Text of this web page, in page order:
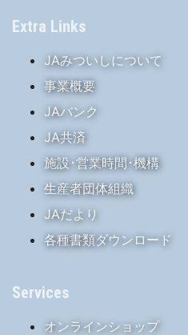
Extra Links
JAみついしについて
事業概要
JAバンク
JA共済
施設･営業時間･機構
生産者団体組織
JAだより
各種書類ダウンロード
Services
オンラインショップ